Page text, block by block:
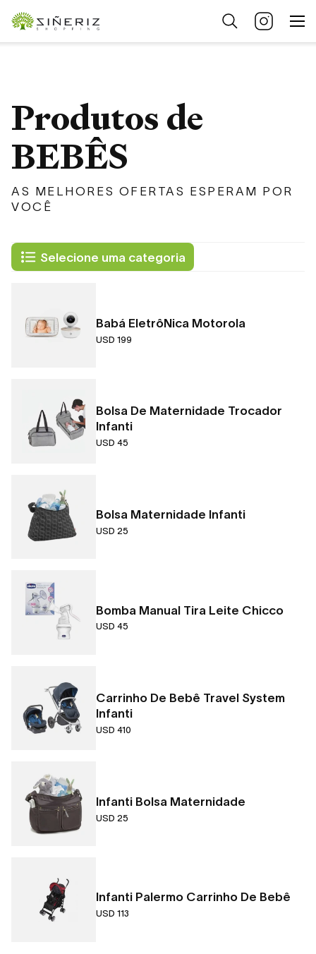
Produtos de
BEBÊS
AS MELHORES OFERTAS ESPERAM POR
VOCÊ
Selecione uma categoria
Babá EletrôNica Motorola
USD 199
Bolsa De Maternidade Trocador
Infanti
USD 45
Bolsa Maternidade Infanti
USD 25
Bomba Manual Tira Leite Chicco
USD 45
Carrinho De Bebê Travel System
Infanti
USD 410
Infanti Bolsa Maternidade
USD 25
Infanti Palermo Carrinho De Bebê
USD 113